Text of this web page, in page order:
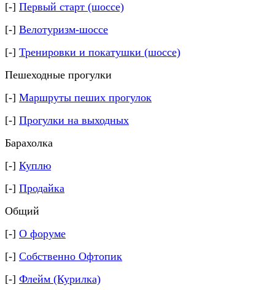
[-] Первый старт (шоссе)
[-] Велотуризм-шоссе
[-] Тренировки и покатушки (шоссе)
Пешеходные прогулки
[-] Маршруты пеших прогулок
[-] Прогулки на выходных
Барахолка
[-] Куплю
[-] Продайка
Общий
[-] О форуме
[-] Собственно Офтопик
[-] Флейм (Курилка)